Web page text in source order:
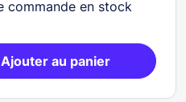
commande en stock
Ajouter au panier